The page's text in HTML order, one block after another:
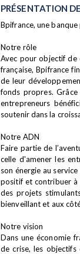
PRÉSENTATION
Bpifrance, une
Notre rôle
Avec pour objectif de
française, Bpifrance
de leur
fonds propres.
entrepreneurs
soutenir dans la
Notre ADN
Faire partie de
celle d'amener les
son énergie au
positif et contribuer à
des projets
bienveillant et aux
Notre vision
Dans une économie
de crise, les objectifs